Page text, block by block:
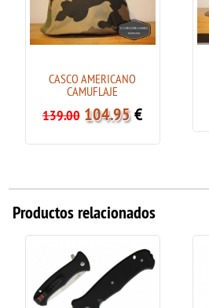
CASCO AMERICANO
CAMUFLAJE
139.00 104.95€
Productos relacionados